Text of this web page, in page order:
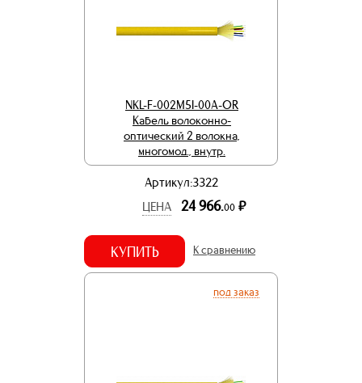
NKL-F-002M5I-00A-OR
Кабель волоконно-
оптический 2 волокна,
многомод., внутр.
Артикул:3322
ЦЕНА
24 966.00 р.
КУПИТЬ К сравнению
под заказ